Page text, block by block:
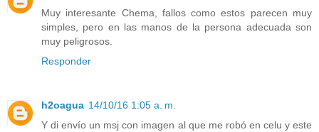
Muy interesante Chema, fallos como estos parecen muy
simples, pero en las manos de la persona adecuada son
muy peligrosos.
Responder
h2oagua 14/10/16 1:05 a. m.
Y di envío un msj con imagen al que me robó en celu y este